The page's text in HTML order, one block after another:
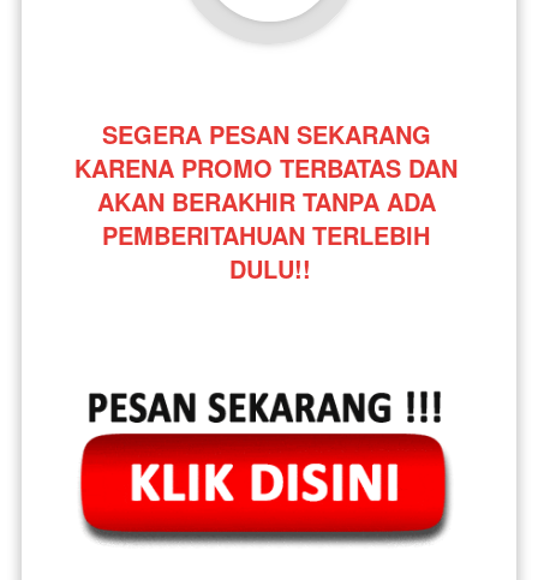
SEGERA PESAN SEKARANG
KARENA PROMO TERBATAS DAN
AKAN BERAKHIR TANPA ADA
PEMBERITAHUAN TERLEBIH
DULU!!